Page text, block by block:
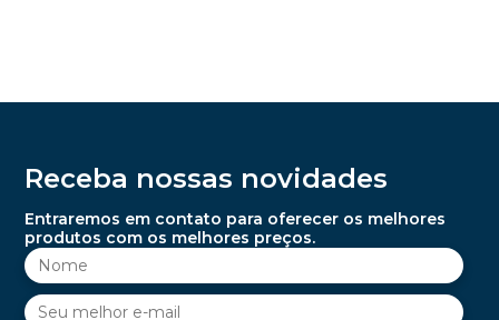
Receba nossas novidades
Entraremos em contato para oferecer os melhores
produtos com os melhores preços.